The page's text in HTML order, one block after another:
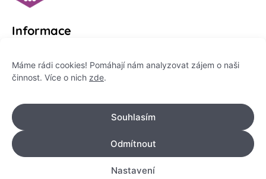
Máme rádi cookies! Pomáhají nám analyzovat zájem o naši
činnost. Více o nich zde.
Souhlasím
Odmítnout
Nastavení
Informace
Platformu Zeptej se vědce provozuje:
IČO: 178 47 389
Flemingovo náměstí 542/2,
Dejvice, 160 00 Praha 6
info@zeptejsevedce.cz